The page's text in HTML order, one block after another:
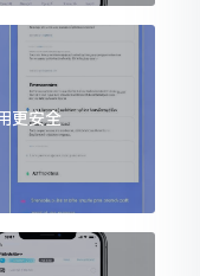
更安全